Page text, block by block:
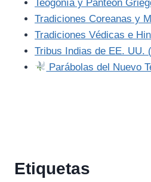
Teogonía y Panteón
Tradiciones Coreanas y
Tradiciones Védicas e
Tribus Indias de EE. UU.
Parábolas del Nuevo
Etiquetas